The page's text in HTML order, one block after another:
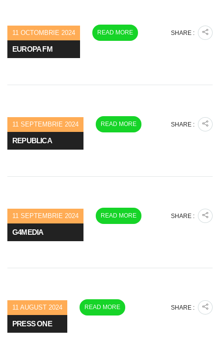
11 OCTOMBRIE 2024
EUROPA FM
READ MORE SHARE :
11 SEPTEMBRIE 2024
REPUBLICA
READ MORE SHARE :
11 SEPTEMBRIE 2024
G4MEDIA
READ MORE SHARE :
11 AUGUST 2024
PRESS ONE
READ MORE SHARE :